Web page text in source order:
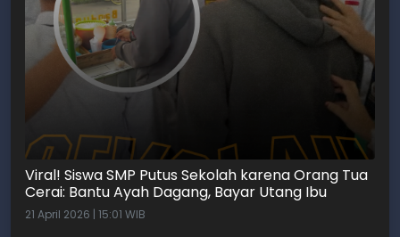
Viral! Siswa SMP Putus Sekolah karena Orang Tua
Cerai: Bantu Ayah Dagang, Bayar Utang Ibu
21 April 2026 | 15:01 WIB